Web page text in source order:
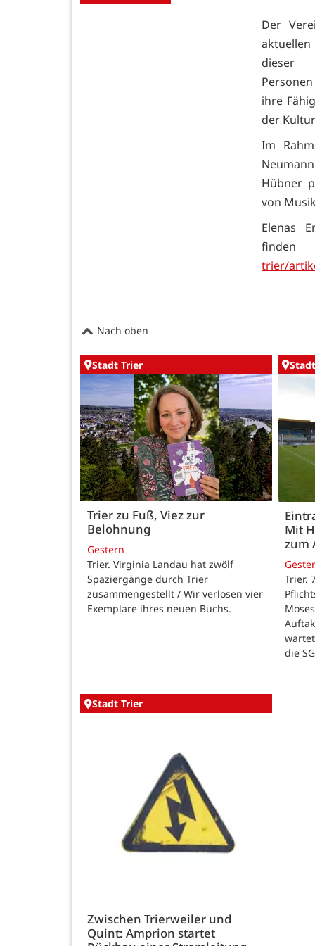
Der
dieser
ihre
der
Im
Hübner
von
Elenas
trier/
Nach oben
Stadt Trier
Trier zu Fuß, Viez zur
Belohnung
Gestern
Trier. Virginia Landau hat zwölf
Spaziergänge durch Trier
zusammengestellt / Wir verlosen vier
Exemplare ihres neuen Buchs.
Mit
zum
Trier.
die
Stadt Trier
Zwischen Trierweiler und
Quint: Amprion startet